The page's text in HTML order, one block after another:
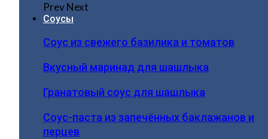
PrevNext
Соусы
Соус из свежего базилика и томатов
Вкусный маринад для шашлыка
Гранатовый соус для шашлыка
Соус-паста из запечённых баклажанов и
перцев